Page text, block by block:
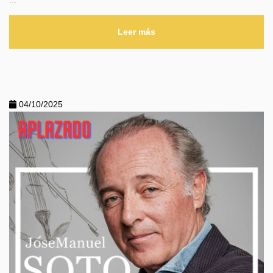
Leer más
04/10/2025